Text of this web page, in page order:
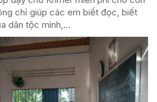
chỉ giúp các em biết đọc, biết
dân tộc mình,...